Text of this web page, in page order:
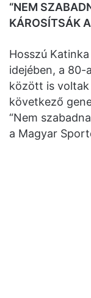
“NEM
KÁROSÍTSÁK
Hosszú
idejében, a 80-
között is voltak
következő
“Nem
a Magyar